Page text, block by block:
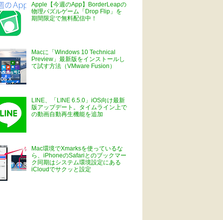
Apple【今週のApp】BorderLeapの
物理パズルゲーム「Drop Flip」を
期間限定で無料配信中！
Macに「Windows 10 Technical
Preview」最新版をインストールし
て試す方法（VMware Fusion）
LINE、「LINE 6.5.0」iOS向け最新
版アップデート。タイムライン上で
の動画自動再生機能を追加
Mac環境でXmarksを使っているな
ら、iPhoneのSafariとのブックマー
ク同期はシステム環境設定にある
iCloudでサクッと設定